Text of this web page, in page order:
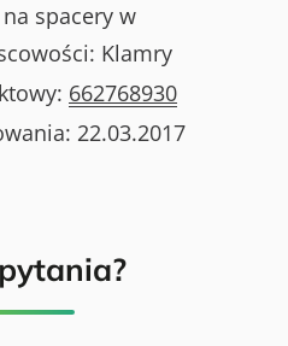
spacery w
Klamry
662768930
22.03.2017